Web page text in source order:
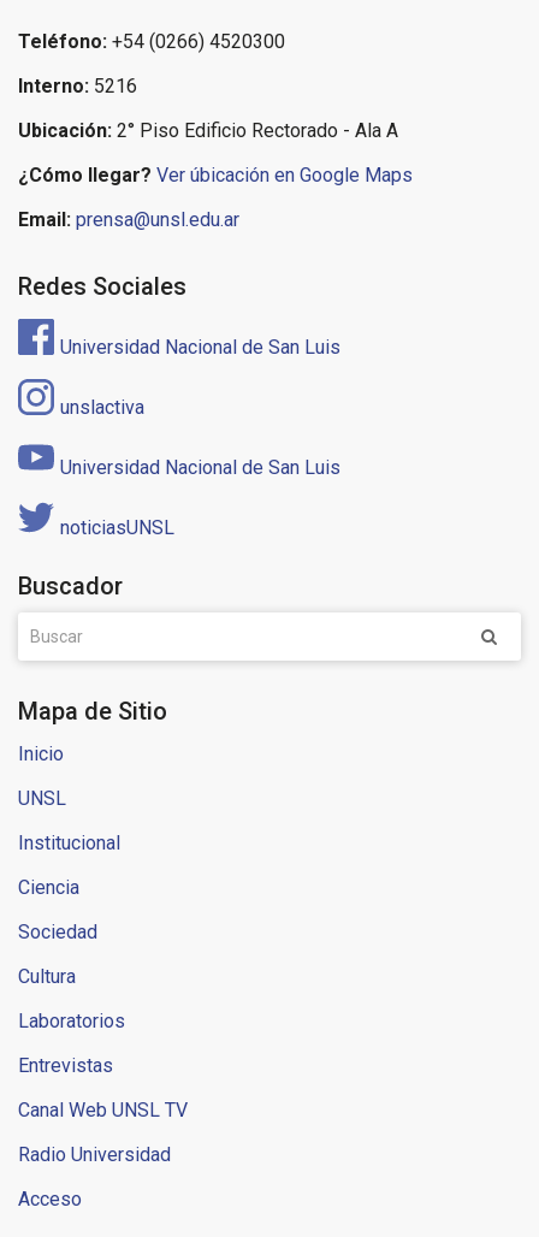
Teléfono: +54 (0266) 4520300
Interno: 5216
Ubicación: 2° Piso Edificio Rectorado - Ala A
¿Cómo llegar? Ver úbicación en Google Maps
Email: prensa@unsl.edu.ar
Redes Sociales
Universidad Nacional de San Luis
unslactiva
Universidad Nacional de San Luis
noticiasUNSL
Buscador
Mapa de Sitio
Inicio
UNSL
Institucional
Ciencia
Sociedad
Cultura
Laboratorios
Entrevistas
Canal Web UNSL TV
Radio Universidad
Acceso